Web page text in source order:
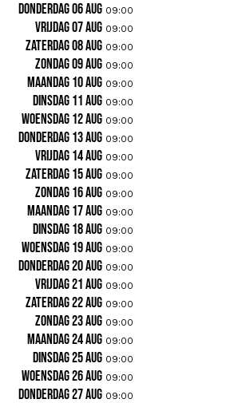
donderdag 06 aug 09:00
vrijdag 07 aug 09:00
zaterdag 08 aug 09:00
zondag 09 aug 09:00
maandag 10 aug 09:00
dinsdag 11 aug 09:00
woensdag 12 aug 09:00
donderdag 13 aug 09:00
vrijdag 14 aug 09:00
zaterdag 15 aug 09:00
zondag 16 aug 09:00
maandag 17 aug 09:00
dinsdag 18 aug 09:00
woensdag 19 aug 09:00
donderdag 20 aug 09:00
vrijdag 21 aug 09:00
zaterdag 22 aug 09:00
zondag 23 aug 09:00
maandag 24 aug 09:00
dinsdag 25 aug 09:00
woensdag 26 aug 09:00
donderdag 27 aug 09:00